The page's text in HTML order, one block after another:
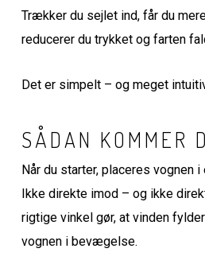
Trækker du sejlet ind, får du
reducerer du trykket og farten
Det er simpelt – og meget
SÅDAN KOMMER
Når du starter, placeres vognen
Ikke direkte imod – og ikke
rigtige vinkel gør, at vinden
vognen i bevægelse.